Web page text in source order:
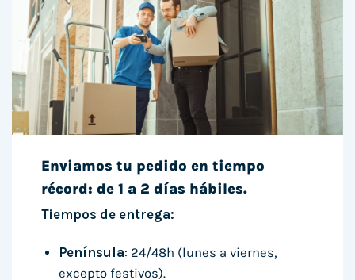
Enviamos tu pedido en tiempo
récord: de 1 a 2 días hábiles.
Tiempos de entrega:
Península: 24/48h (lunes a viernes,
excepto festivos).